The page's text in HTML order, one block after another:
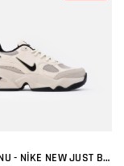
SEZON SONU - NIKE NEW JUST BEJ